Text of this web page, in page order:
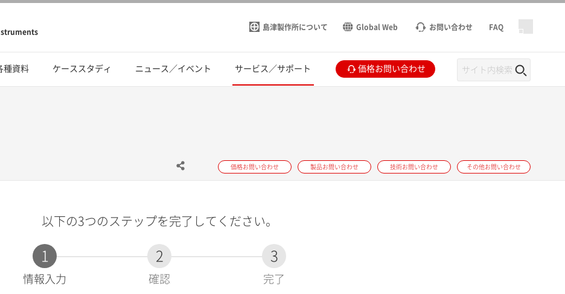
島津製作所について Global Web お問い合わせ FAQ
種資料 ケーススタディ ニュース／イベント サービス／サポート 価格お問い合わせ
価格お問い合わせ 製品お問い合わせ 技術お問い合わせ その他お問い合わせ
以下の3つのステップを完了してください。
1
現
情報入力
2
確認
3
完了